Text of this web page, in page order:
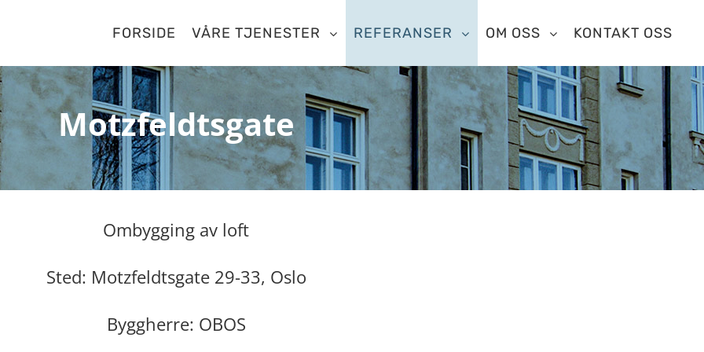
FORSIDE VÅRE TJENESTER REFERANSER OM OSS KONTAKT OSS
Motzfeldtsgate
Ombygging av loft
Sted: Motzfeldtsgate 29-33, Oslo
Byggherre: OBOS